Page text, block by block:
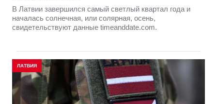
В Латвии завершился самый светлый квартал года и
началась солнечная, или солярная, осень,
свидетельствуют данные timeanddate.com.
ЛАТВИЯ